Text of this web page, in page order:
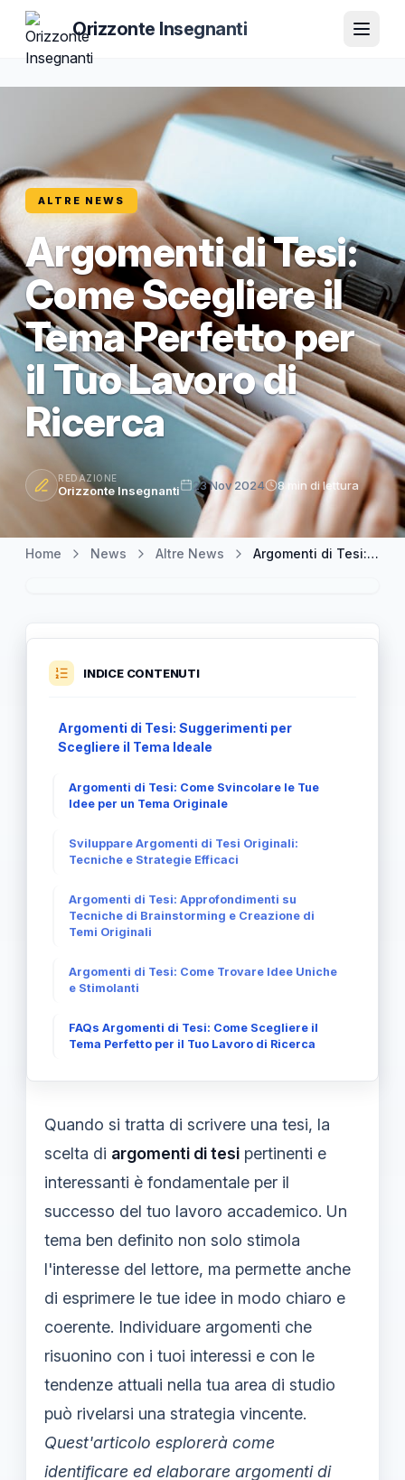
Orizzonte Insegnanti
ALTRE NEWS
Argomenti di Tesi:
Come Scegliere il
Tema Perfetto per
il Tuo Lavoro di
Ricerca
REDAZIONE
Orizzonte Insegnanti 23 Nov 2024 8 min di lettura
Home News Altre News Argomenti di Tesi: Come Scegliere il Tema Perfetto per il Tuo Lavoro di Ricerca
INDICE CONTENUTI
Argomenti di Tesi: Suggerimenti per
Scegliere il Tema Ideale
Argomenti di Tesi: Come Svincolare le Tue
Idee per un Tema Originale
Sviluppare Argomenti di Tesi Originali:
Tecniche e Strategie Efficaci
Argomenti di Tesi: Approfondimenti su
Tecniche di Brainstorming e Creazione di
Temi Originali
Argomenti di Tesi: Come Trovare Idee Uniche
e Stimolanti
FAQs Argomenti di Tesi: Come Scegliere il
Tema Perfetto per il Tuo Lavoro di Ricerca
Quando si tratta di scrivere una tesi, la
scelta di argomenti di tesi pertinenti e
interessanti è fondamentale per il
successo del tuo lavoro accademico. Un
tema ben definito non solo stimola
l'interesse del lettore, ma permette anche
di esprimere le tue idee in modo chiaro e
coerente. Individuare argomenti che
risuonino con i tuoi interessi e con le
tendenze attuali nella tua area di studio
può rivelarsi una strategia vincente.
Quest'articolo esplorerà come
identificare ed elaborare argomenti di